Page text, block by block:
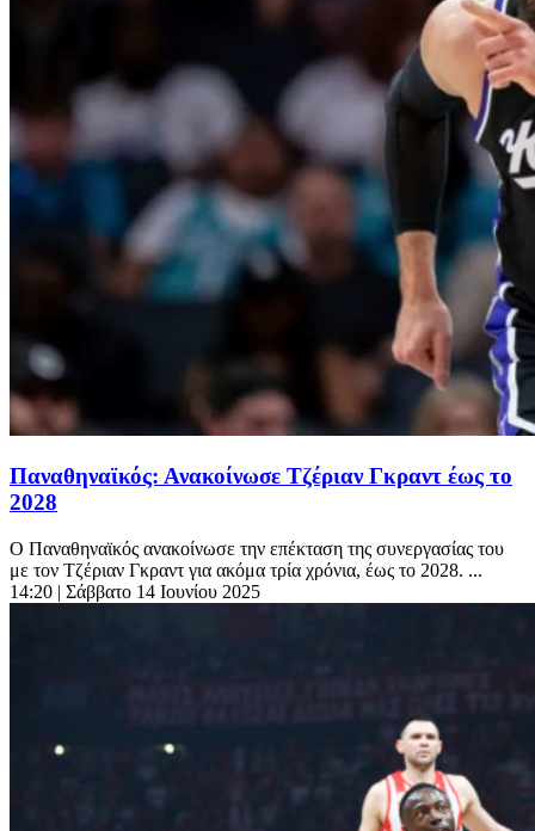
Παναθηναϊκός: Ανακοίνωσε Τζέριαν Γκραντ έως το
2028
Ο Παναθηναϊκός ανακοίνωσε την επέκταση της συνεργασίας του
με τον Τζέριαν Γκραντ για ακόμα τρία χρόνια, έως το 2028. ...
14:20 | Σάββατο 14 Ιουνίου 2025